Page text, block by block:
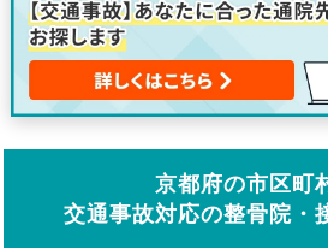
龍安寺駅
等持
北野白梅町駅
京都府の市区町
交通事故対応の整骨院・